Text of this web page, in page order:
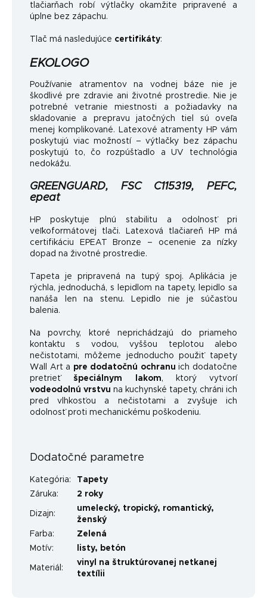
tlačiarňach robí výtlačky okamžite pripravené a
úplne bez zápachu.
Tlač má nasledujúce certifikáty:
EKOLOGO
Používanie atramentov na vodnej báze nie je
škodlivé pre zdravie ani životné prostredie. Nie je
potrebné vetranie miestnosti a požiadavky na
skladovanie a prepravu jatočných tiel sú oveľa
menej komplikované. Latexové atramenty HP vám
poskytujú viac možností – výtlačky bez zápachu
poskytujú to, čo rozpúšťadlo a UV technológia
nedokážu.
GREENGUARD, FSC C115319, PEFC,
epeat
HP poskytuje plnú stabilitu a odolnosť pri
veľkoformátovej tlači. Latexová tlačiareň HP má
certifikáciu EPEAT Bronze – ocenenie za nízky
dopad na životné prostredie.
Tapeta je pripravená na tupý spoj. Aplikácia je
rýchla, jednoduchá, s lepidlom na tapety, lepidlo sa
nanáša len na stenu. Lepidlo nie je súčasťou
balenia.
Na povrchy, ktoré neprichádzajú do priameho
kontaktu s vodou, vyššou teplotou alebo
nečistotami, môžeme jednoducho použiť tapety
Wall Art a pre dodatočnú ochranu ich dodatočne
pretrieťšpeciálnym lakom, ktorý vytvorí
vodeodolnú vrstvu na kuchynské tapety, chráni ich
pred vlhkosťou a nečistotami a zvyšuje ich
odolnosť proti mechanickému poškodeniu.
Dodatočné parametre
Kategória:
Tapety
Záruka: 2 roky
Dizajn:
umelecký, tropický, romantický,
ženský
Farba:
Zelená
Motív: listy, betón
Materiál :
vinyl na štruktúrovanej netkanej
textílii